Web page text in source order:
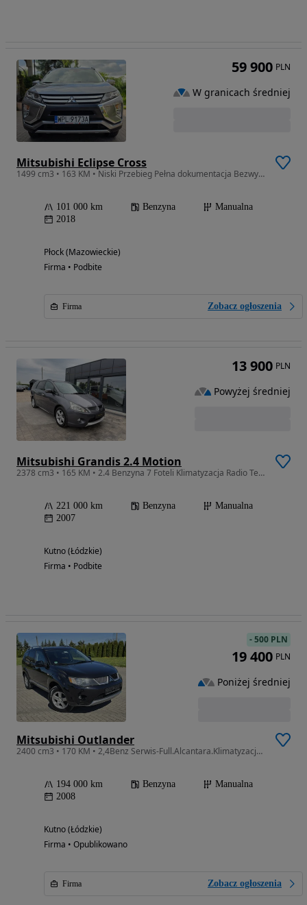
Mitsubishi Eclipse Cross
1499 cm3 • 163 KM • Niski Przebieg Pełna dokumentacja Bezwypadkowy 100% Sprawny
101 000 km Benzyna
Manualna
2018
Płock (Mazowieckie)
Firma • Podbite
Firma Zobacz ogłoszenia
59 900 PLN
W granicach średniej
Mitsubishi Grandis 2.4 Motion
2378 cm3 • 165 KM • 2.4 Benzyna 7 Foteli Klimatyzacja Radio Tempomat Gwarancja
221 000 km Benzyna
Manualna
2007
Kutno (Łódzkie)
Firma • Podbite
13 900 PLN
Powyżej średniej
Mitsubishi Outlander
2400 cm3 • 170 KM • 2,4Benz Serwis-Full.Alcantara.Klimatyzacja.El.szyby.Centralka.Hak
194 000 km Benzyna
Manualna
2008
Kutno (Łódzkie)
Firma • Opublikowano
Firma Zobacz ogłoszenia
-500 PLN
19 400 PLN
Poniżej średniej